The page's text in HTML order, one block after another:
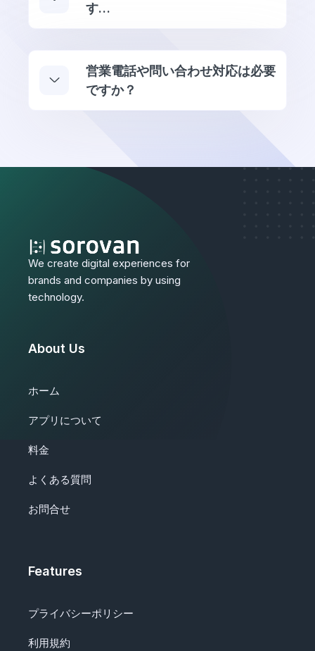
す…
営業電話や問い合わせ対応は必要
ですか？
We create digital experiences for
brands and companies by using
technology.
About Us
ホーム
アプリについて
料金
よくある質問
お問合せ
Features
プライバシーポリシー
利用規約